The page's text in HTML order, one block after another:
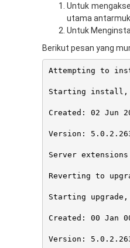
Untuk
utama
Untuk
Berikut pesan yang
Attempting to
Starting install,
Created: 02 Jun
Version:
Server
Reverting to
Starting
Created: 00 Jan
Version: